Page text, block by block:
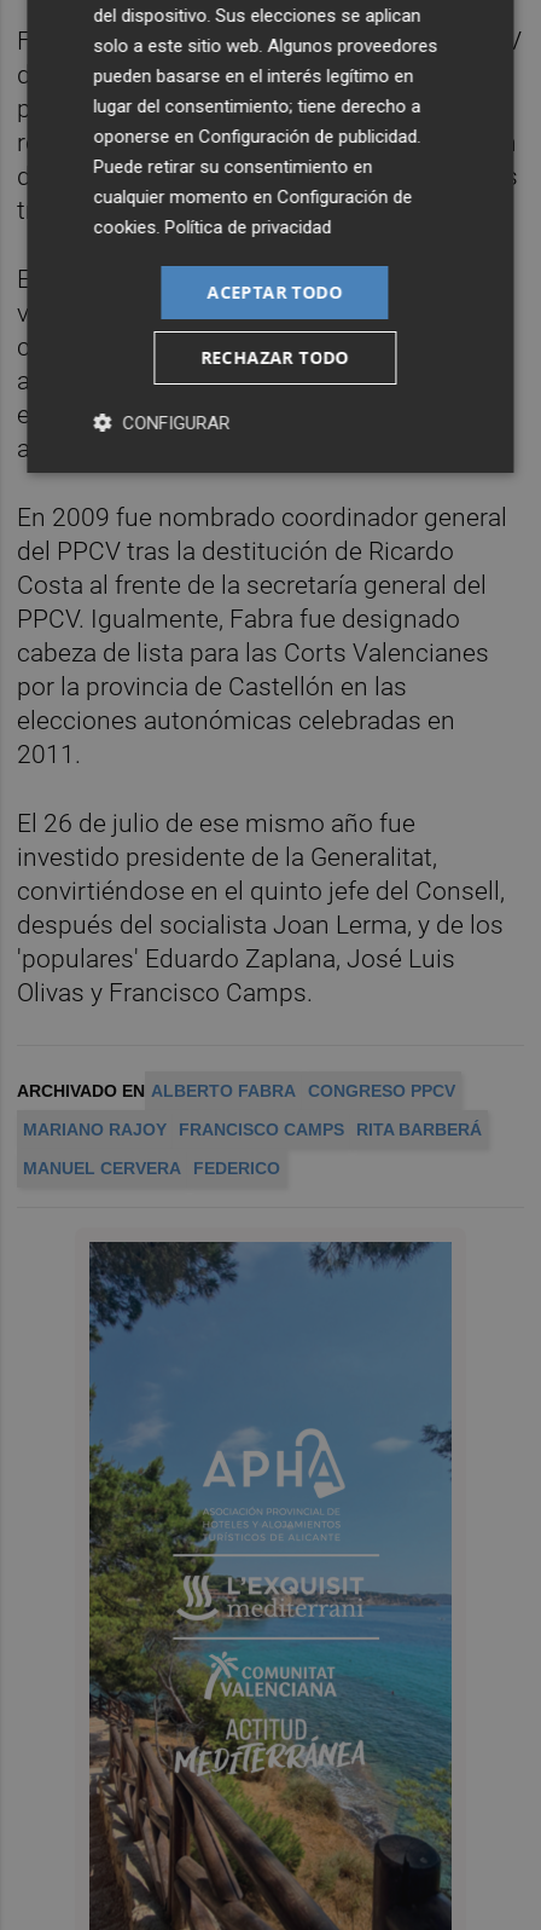
Fabra ocupa el cargo de presidente del PPCV
desde julio del pasado año, cuando fue
propuesto por el hasta entonces presidente
regional del partido, Francisco Camps, quien
dimitió a raíz de la denominada 'causa de los
trajes' derivada del 'caso Gürtel'.
El recién reelegido líder de los 'populares'
valencianos, de 47 años de edad, casado y
con dos hijos, es natural de Castellón y
arquitecto ténico. Accedió como concejal en
el Ayuntamiento de Castellón en 1991 y fue
alcalde entre los años 2005 y 2011.
En 2009 fue nombrado coordinador general
del PPCV tras la destitución de Ricardo
Costa al frente de la secretaría general del
PPCV. Igualmente, Fabra fue designado
cabeza de lista para las Corts Valencianes
por la provincia de Castellón en las
elecciones autonómicas celebradas en
2011.
El 26 de julio de ese mismo año fue
investido presidente de la Generalitat,
convirtiéndose en el quinto jefe del Consell,
después del socialista Joan Lerma, y de los
'populares' Eduardo Zaplana, José Luis
Olivas y Francisco Camps.
ARCHIVADO EN ALBERTO FABRA
CONGRESO PPCV
MARIANO RAJOY
FRANCISCO CAMPS
RITA BARBERÁ
MANUEL CERVERA
FEDERICO
del dispositivo. Sus elecciones se aplican
solo a este sitio web. Algunos proveedores
pueden basarse en el interés legítimo en
lugar del consentimiento; tiene derecho a
oponerse enConfiguración de publicidad
Puede retirar su consentimiento en
cualquier momento enConfiguración de
cookies .Política de privacidad
ACEPTAR TODO
RECHAZAR TODO
CONFIGURAR